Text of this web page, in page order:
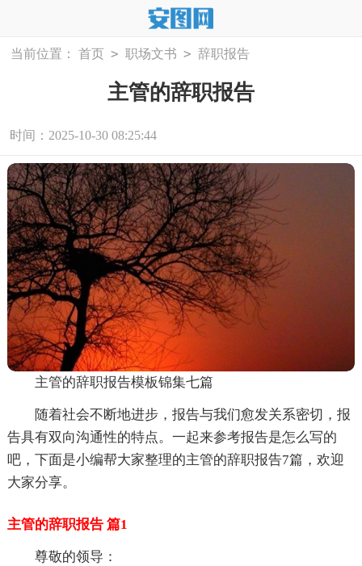
当前位置： 首页 > 职场文书 > 辞职报告
主管的辞职报告
时间：2025-10-30 08:25:44
主管的辞职报告模板锦集七篇
随着社会不断地进步，报告与我们愈发关系密切，报
告具有双向沟通性的特点。一起来参考报告是怎么写的
吧，下面是小编帮大家整理的主管的辞职报告7篇，欢迎
大家分享。
主管的辞职报告 篇1
尊敬的领导：